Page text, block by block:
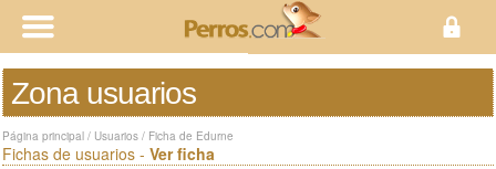
Zona usuarios
Página principal / Usuarios / Ficha de Edurne
Fichas de usuarios - Ver ficha